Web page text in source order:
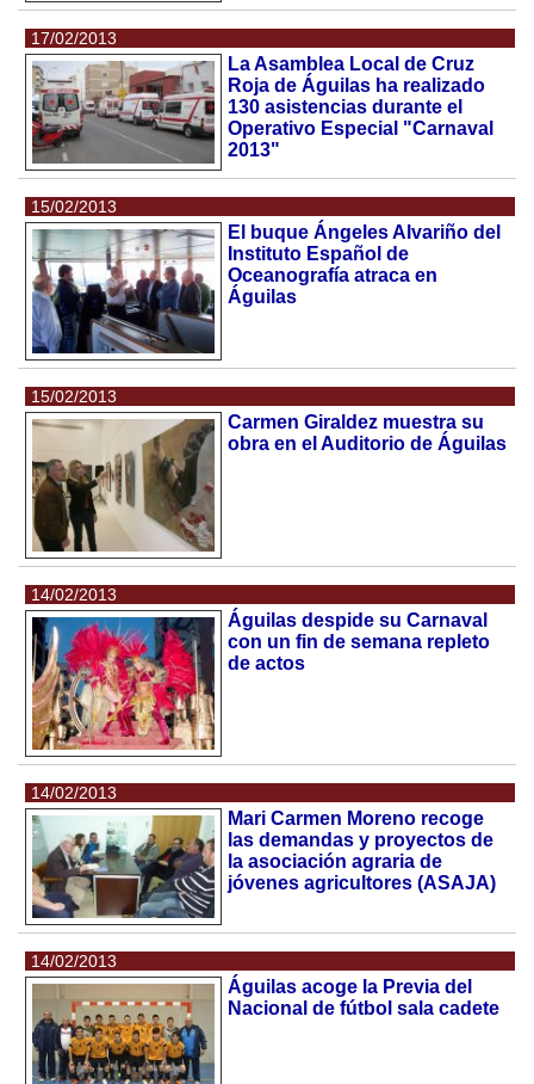
17/02/2013
La Asamblea Local de Cruz
Roja de Águilas ha realizado
130 asistencias durante el
Operativo Especial "Carnaval
2013"
15/02/2013
El buque Ángeles Alvariño del
Instituto Español de
Oceanografía atraca en
Águilas
15/02/2013
Carmen Giraldez muestra su
obra en el Auditorio de Águilas
14/02/2013
Águilas despide su Carnaval
con un fin de semana repleto
de actos
14/02/2013
Mari Carmen Moreno recoge
las demandas y proyectos de
la asociación agraria de
jóvenes agricultores (ASAJA)
14/02/2013
Águilas acoge la Previa del
Nacional de fútbol sala cadete